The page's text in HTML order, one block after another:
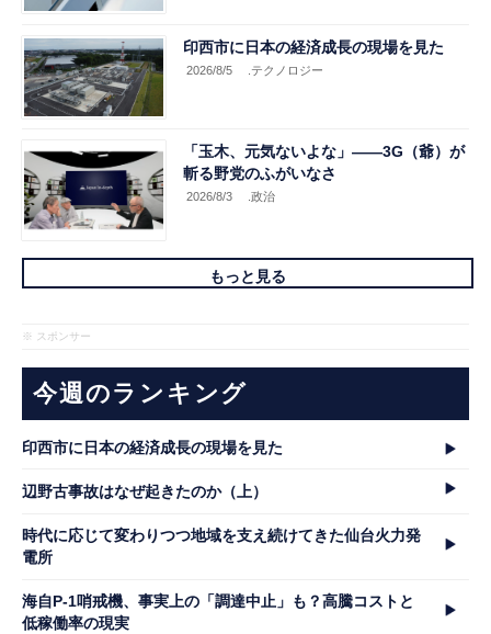
印西市に日本の経済成長の現場を見た
2026/8/5 .テクノロジー
「玉木、元気ないよな」――3G（爺）が
斬る野党のふがいなさ
2026/8/3 .政治
もっと見る
※ スポンサー
今週のランキング
印西市に日本の経済成長の現場を見た
辺野古事故はなぜ起きたのか（上）
時代に応じて変わりつつ地域を支え続けてきた仙台火力発
電所
海自P-1哨戒機、事実上の「調達中止」も？高騰コストと
低稼働率の現実